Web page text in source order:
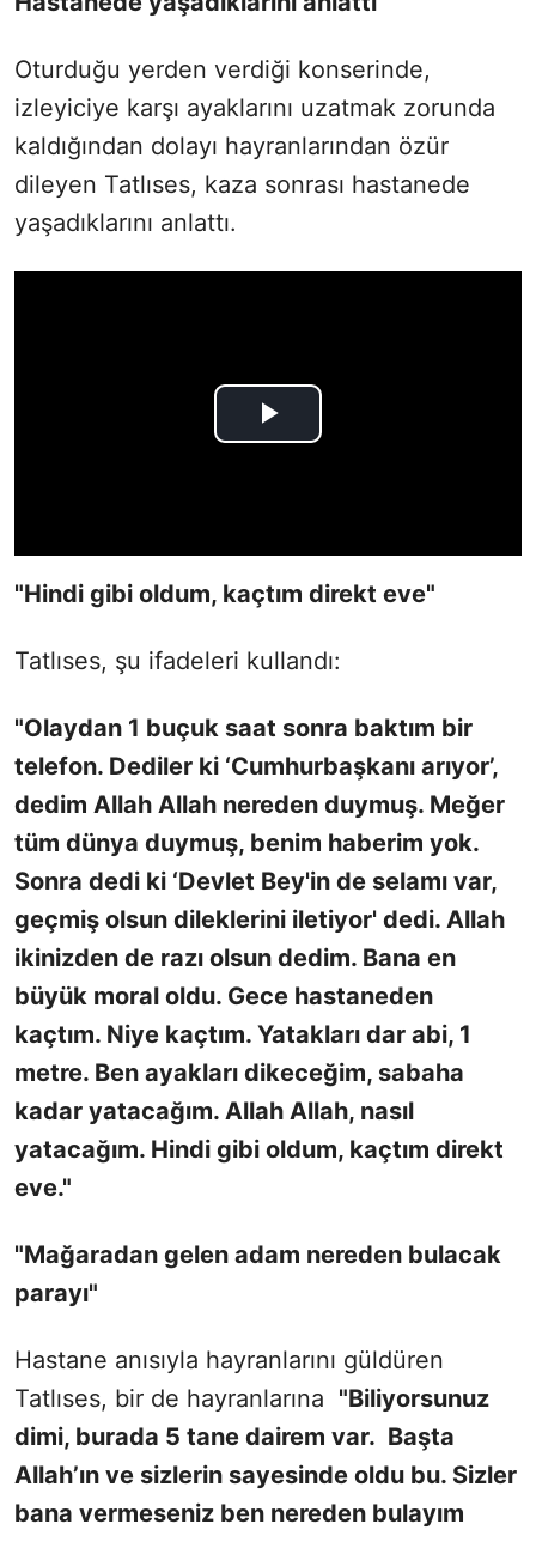
Oturduğu yerden verdiği konserinde,
izleyiciye karşı ayaklarını uzatmak zorunda
kaldığından dolayı hayranlarından özür
dileyen Tatlıses, kaza sonrası hastanede
yaşadıklarını anlattı.
"Hindi gibi oldum, kaçtım direkt eve"
Tatlıses, şu ifadeleri kullandı:
"Olaydan 1 buçuk saat sonra baktım bir
telefon. Dediler ki ‘Cumhurbaşkanı arıyor’,
dedim Allah Allah nereden duymuş. Meğer
tüm dünya duymuş, benim haberim yok.
Sonra dedi ki ‘Devlet Bey'in de selamı var,
geçmiş olsun dileklerini iletiyor' dedi. Allah
ikinizden de razı olsun dedim. Bana en
büyük moral oldu. Gece hastaneden
kaçtım. Niye kaçtım. Yatakları dar abi, 1
metre. Ben ayakları dikeceğim, sabaha
kadar yatacağım. Allah Allah, nasıl
yatacağım. Hindi gibi oldum, kaçtım direkt
eve."
"Mağaradan gelen adam nereden bulacak
parayı"
Hastane anısıyla hayranlarını güldüren
Tatlıses, bir de hayranlarına "Biliyorsunuz
dimi, burada 5 tane dairem var. Başta
Allah’ın ve sizlerin sayesinde oldu bu. Sizler
bana vermeseniz ben nereden bulayım